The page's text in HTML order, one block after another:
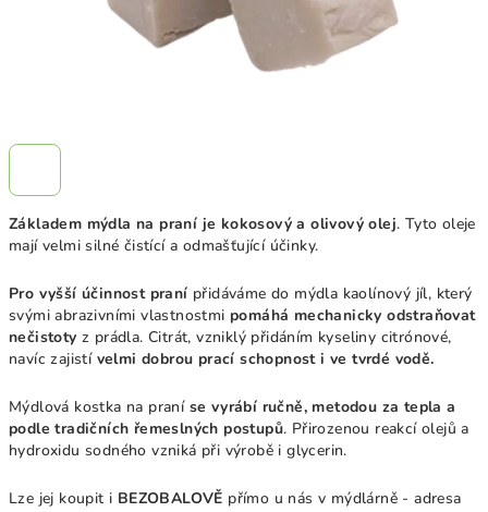
Základem mýdla na praní je kokosový a olivový olej. Tyto oleje
mají velmi silné čistící a odmašťující účinky.
Pro vyšší účinnost praní přidáváme do mýdla kaolínový jíl, který
svými abrazivními vlastnostmi pomáhá mechanicky odstraňovat
nečistoty z prádla. Citrát, vzniklý přidáním kyseliny citrónové,
navíc zajistí velmi dobrou prací schopnost i ve tvrdé vodě.
Mýdlová kostka na praní se vyrábí ručně, metodou za tepla a
podle tradičních řemeslných postupů. Přirozenou reakcí olejů a
hydroxidu sodného vzniká při výrobě i glycerin.
Lze jej koupit i BEZOBALOVĚ přímo u nás v mýdlárně - adresa